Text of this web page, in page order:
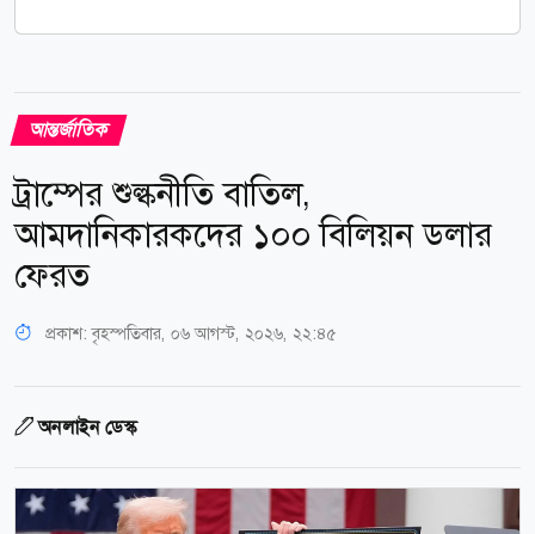
আন্তর্জাতিক
ট্রাম্পের শুল্কনীতি বাতিল,
আমদানিকারকদের ১০০ বিলিয়ন ডলার
ফেরত
প্রকাশ:বৃহস্পতিবার, ০৬ আগস্ট, ২০২৬, ২২:৪৫
অনলাইন ডেস্ক